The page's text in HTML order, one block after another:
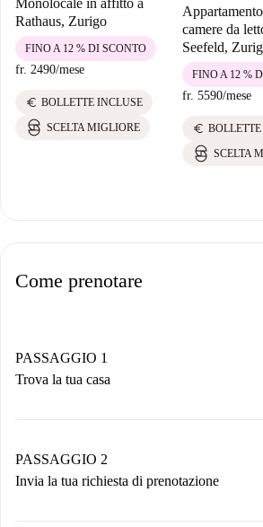
Monolocale in affitto a
Rathaus, Zurigo
fr. 2490/mese
FINO A 12 % DI SCONTO
euro BOLLETTE INCLUSE
SCELTA MIGLIORE
camere da
Seefeld,
fr. 5590/mese
FINO A 12 %
euro
SCELTA
Come prenotare
PASSAGGIO 1
Trova la tua casa
Hai tutte le informazioni necessarie in
PASSAGGIO 2
Invia la tua richiesta di prenotazione